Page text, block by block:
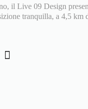
il Live 09 Design
tranquilla, a 4,5 km